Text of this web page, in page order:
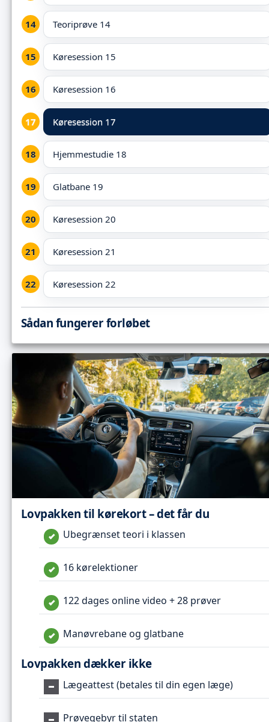
Teoriprøve 14
Køresession 15
Køresession 16
Køresession 17
Hjemmestudie 18
Glatbane 19
Køresession 20
Køresession 21
Køresession 22
Sådan fungerer forløbet
Lovpakken til kørekort – det får du
Ubegrænset teori i klassen
16 kørelektioner
122 dages online video + 28 prøver
Manøvrebane og glatbane
Lovpakken dækker ikke
Lægeattest (betales til din egen læge)
Prøvegebyr til staten